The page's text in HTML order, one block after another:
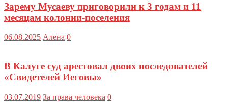
Зарему Мусаеву приговорили к 3 годам и 11
месяцам колонии-поселения
06.08.2025 Алена 0
В Калуге суд арестовал двоих последователей
«Свидетелей Иеговы»
03.07.2019 За права человека 0